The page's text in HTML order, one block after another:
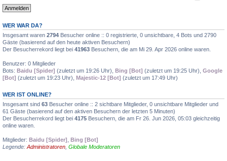
WER WAR DA?
Insgesamt waren 2794 Besucher online :: 0 registrierte, 0 unsichtbare, 4 Bots und 2790
Gäste (basierend auf den heute aktiven Besuchern)
Der Besucherrekord liegt bei 41963 Besuchern, die am Mi 29. Apr 2026 online waren.
Benutzer: 0 Mitglieder
Bots: Baidu [Spider] (zuletzt um 19:26 Uhr), Bing [Bot] (zuletzt um 19:25 Uhr), Google
[Bot] (zuletzt um 19:23 Uhr), Majestic-12 [Bot] (zuletzt um 17:49 Uhr)
WER IST ONLINE?
Insgesamt sind 63 Besucher online :: 2 sichtbare Mitglieder, 0 unsichtbare Mitglieder und
61 Gäste (basierend auf den aktiven Besuchern der letzten 5 Minuten)
Der Besucherrekord liegt bei 4175 Besuchern, die am Fr 26. Jun 2026, 05:03 gleichzeitig
online waren.
Mitglieder: Baidu [Spider] Bing [Bot]
Legende: Administratoren Globale Moderatoren